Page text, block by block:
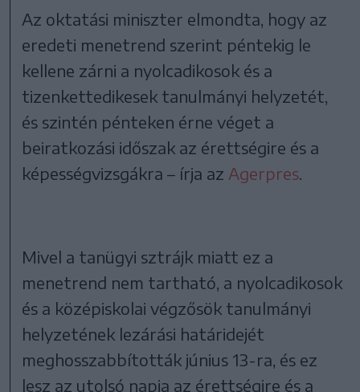
Az oktatási miniszter elmondta, hogy az
eredeti menetrend szerint péntekig le
kellene zárni a nyolcadikosok és a
tizenkettedikesek tanulmányi helyzetét,
és szintén pénteken érne véget a
beiratkozási időszak az érettségire és a
képességvizsgákra – írja az Agerpres
Mivel a tanügyi sztrájk miatt ez a
menetrend nem tartható, a nyolcadikosok
és a középiskolai végzősök tanulmányi
helyzetének lezárási határidejét
meghosszabbították június 13-ra, és ez
lesz az utolsó napja az érettségire és a